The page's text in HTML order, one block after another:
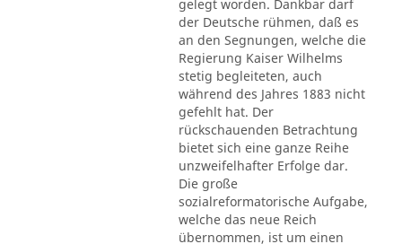
gelegt worden. Dankbar darf
der Deutsche rühmen, daß es
an den Segnungen, welche die
Regierung Kaiser Wilhelms
stetig begleiteten, auch
während des Jahres 1883 nicht
gefehlt hat. Der
rückschauenden Betrachtung
bietet sich eine ganze Reihe
unzweifelhafter Erfolge dar.
Die große
sozialreformatorische Aufgabe,
welche das neue Reich
übernommen, ist um einen